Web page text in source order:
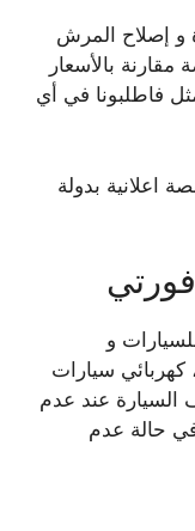
و إصلاح المرش
مقارنة بالأسعار
فاطلبونا في أي
اعلانية بدولة
و
كهربائي سيارات
السيارة عند عدم
حالة عدم